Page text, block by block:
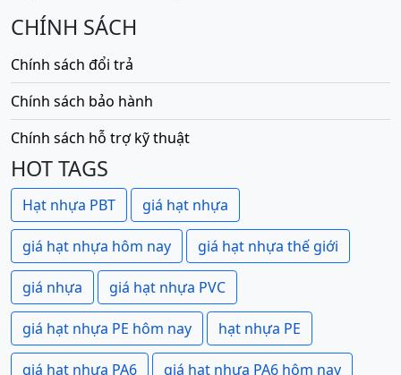
CHÍNH SÁCH
Chính sách đổi trả
Chính sách bảo hành
Chính sách hỗ trợ kỹ thuật
HOT TAGS
Hạt nhựa PBT giá hạt nhựa
giá hạt nhựa hôm nay giá hạt nhựa thế giới
giá nhựa giá hạt nhựa PVC
giá hạt nhựa PE hôm nay hạt nhựa PE
giá hạt nhựa PA6 giá hạt nhựa PA6 hôm nay